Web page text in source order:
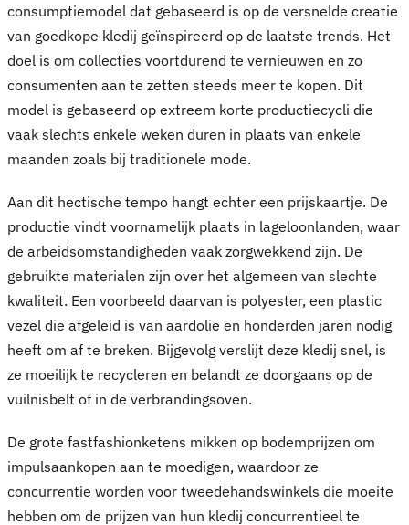
consumptiemodel dat gebaseerd is op de versnelde creatie
van goedkope kledij geïnspireerd op de laatste trends. Het
doel is om collecties voortdurend te vernieuwen en zo
consumenten aan te zetten steeds meer te kopen. Dit
model is gebaseerd op extreem korte productiecycli die
vaak slechts enkele weken duren in plaats van enkele
maanden zoals bij traditionele mode.
Aan dit hectische tempo hangt echter een prijskaartje. De
productie vindt voornamelijk plaats in lageloonlanden, waar
de arbeidsomstandigheden vaak zorgwekkend zijn. De
gebruikte materialen zijn over het algemeen van slechte
kwaliteit. Een voorbeeld daarvan is polyester, een plastic
vezel die afgeleid is van aardolie en honderden jaren nodig
heeft om af te breken. Bijgevolg verslijt deze kledij snel, is
ze moeilijk te recycleren en belandt ze doorgaans op de
vuilnisbelt of in de verbrandingsoven.
De grote fastfashionketens mikken op bodemprijzen om
impulsaankopen aan te moedigen, waardoor ze
concurrentie worden voor tweedehandswinkels die moeite
hebben om de prijzen van hun kledij concurrentieel te